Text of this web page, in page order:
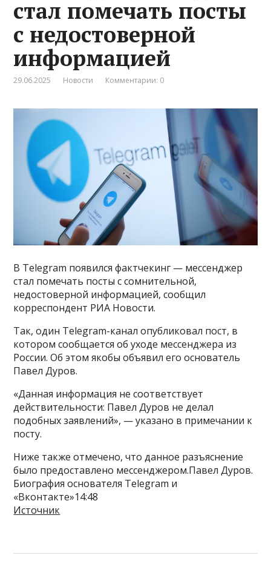
стал помечать посты
с недостоверной
информацией
29.06.2025 Новости Комментарии: 0
В Telegram появился фактчекинг — мессенджер
стал помечать посты с сомнительной,
недостоверной информацией, сообщил
корреспондент РИА Новости.
Так, один Telegram-канал опубликовал пост, в
котором сообщается об уходе мессенджера из
России. Об этом якобы объявил его основатель
Павел Дуров.
«Данная информация не соответствует
действительности: Павел Дуров не делал
подобных заявлений», — указано в примечании к
посту.
Ниже также отмечено, что данное разъяснение
было предоставлено мессенджером.Павел Дуров.
Биография основателя Telegram и
«Вконтакте»14:48
Источник